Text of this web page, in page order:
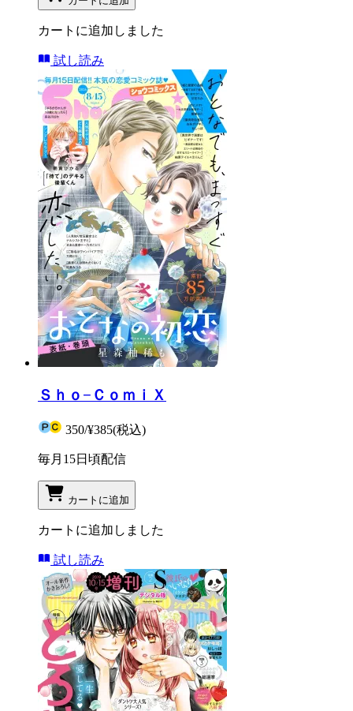
カートに追加しました
試し読み
Ｓｈｏ−ＣｏｍｉＸ
350/¥385(税込)
毎月15日頃配信
カートに追加
カートに追加しました
試し読み